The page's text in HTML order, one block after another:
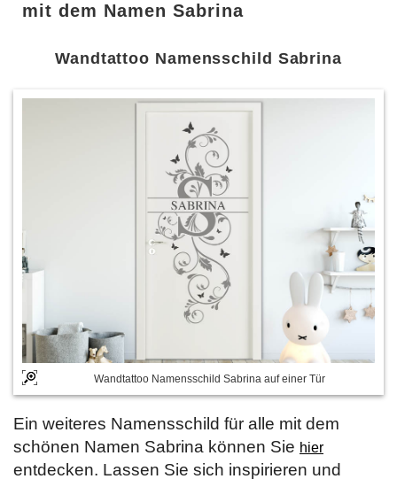
mit dem Namen Sabrina
Wandtattoo Namensschild Sabrina
Wandtattoo Namensschild Sabrina auf einer Tür
Ein weiteres Namensschild für alle mit dem
schönen Namen Sabrina können Sie hier
entdecken. Lassen Sie sich inspirieren und